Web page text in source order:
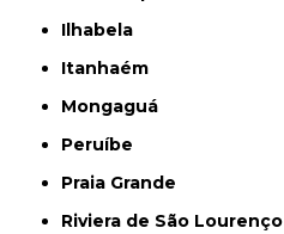
Ilhabela
Itanhaém
Mongaguá
Peruíbe
Praia Grande
Riviera de São Lourenço